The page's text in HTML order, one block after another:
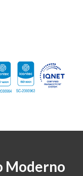
Moderno